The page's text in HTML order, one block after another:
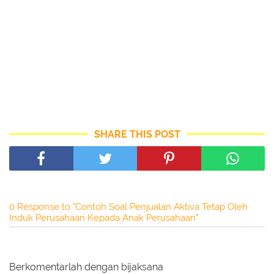
SHARE THIS POST
0 Response to "Contoh Soal Penjualan Aktiva Tetap Oleh
Induk Perusahaan Kepada Anak Perusahaan"
Berkomentarlah dengan bijaksana